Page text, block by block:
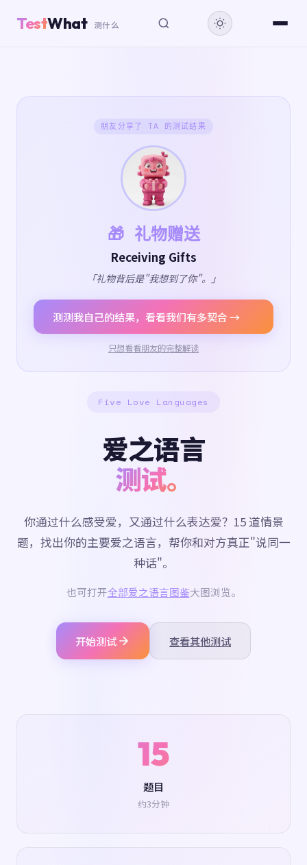
TestWhat 测什么
朋友分享了 TA 的测试结果
🎁 礼物赠送
Receiving Gifts
「礼物背后是"我想到了你"。」
测测我自己的结果，看看我们有多契合 →
只想看看朋友的完整解读
Five Love Languages
爱之语言
测试。
你通过什么感受爱，又通过什么表达爱？15 道情景
题，找出你的主要爱之语言，帮你和对方真正"说同一
种话"。
也可打开全部爱之语言图鉴大图浏览。
开始测试 查看其他测试
15
题目
约3分钟